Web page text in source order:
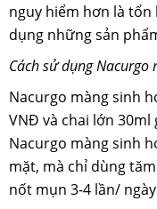
nguy hiểm hơn là tổn
dụng những sản
Cách sử dụng
Nacurgo màng sinh
VNĐ và chai lớn 30ml
Nacurgo màng sinh
mặt, mà chỉ dùng
nốt mụn 3-4 lần/